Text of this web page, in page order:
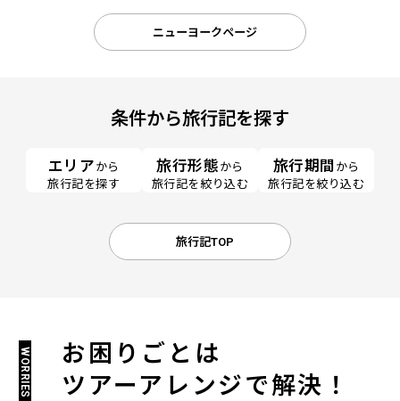
ニューヨークページ
条件から旅行記を探す
エリア から
旅行記を探す
旅行形態 から
旅行記を絞り込む
旅行期間 から
旅行記を絞り込む
旅行記TOP
お困りごとは
ツアーアレンジで解決！
WORRIES